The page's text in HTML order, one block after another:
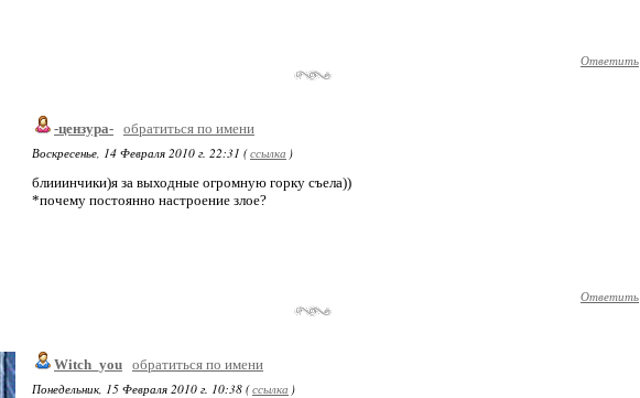
Ответить
-цензура- обратиться по имени
Воскресенье, 14 Февраля 2010 г. 22:31 (ссылка )
блииинчики)я за выходные огромную горку съела))
*почему постоянно настроение злое?
Ответить
Witch_you обратиться по имени
Понедельник, 15 Февраля 2010 г. 10:38 (ссылка )